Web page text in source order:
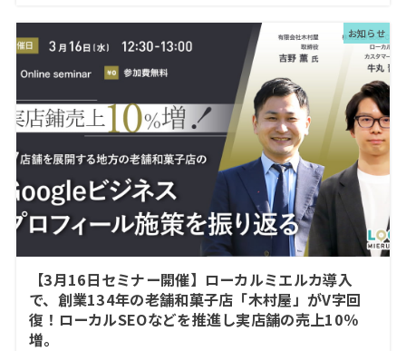
お知らせ
【3月16日セミナー開催】ローカルミエルカ導入
で、創業134年の老舗和菓子店「木村屋」がV字回
復！ローカルSEOなどを推進し実店舗の売上10％
増。